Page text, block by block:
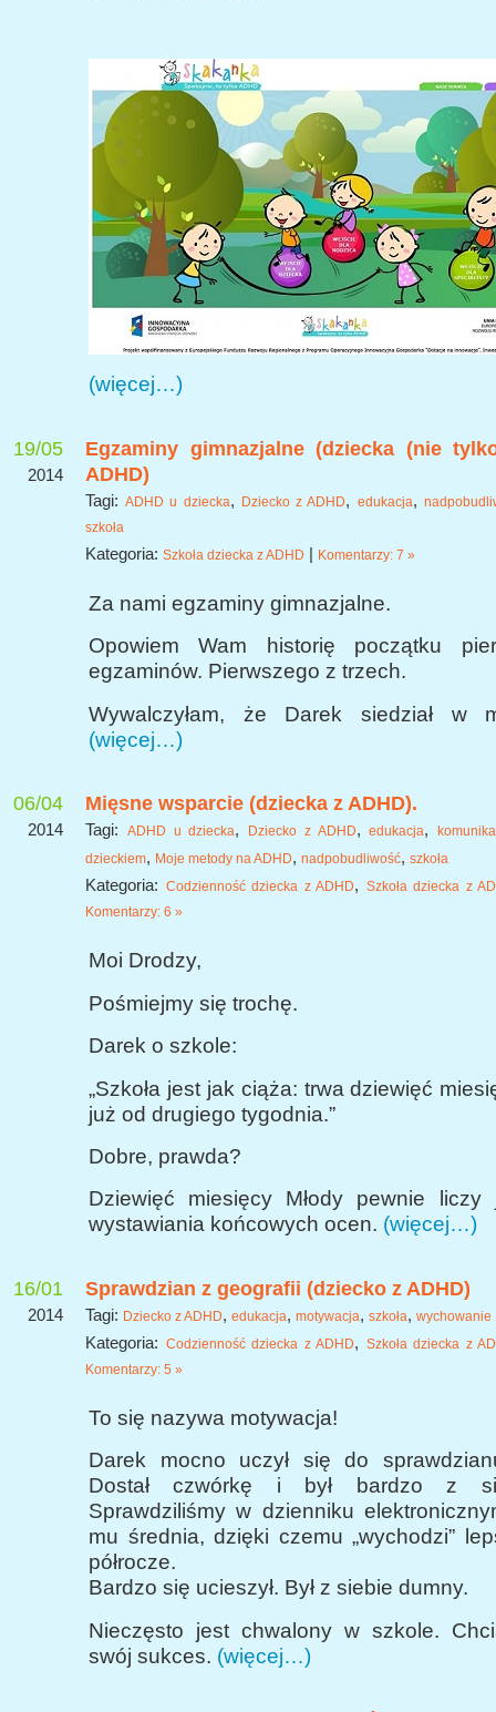
(więcej…)
19/05
2014
Egzaminy gimnazjalne (dziecka (nie
ADHD)
Tagi:ADHD u dziecka, Dziecko z ADHD, edukacja,
szkoła
Kategoria: Szkoła dziecka z ADHD | Komentarzy: 7 »
Za nami egzaminy gimnazjalne.
Opowiem Wam historię początku
egzaminów. Pierwszego z trzech.
Wywalczyłam, że Darek siedział w
(więcej…)
06/04
2014
Mięsne wsparcie (dziecka z ADHD).
Tagi: ADHD u dziecka, Dziecko z ADHD,edukacja,
dzieckiem, Moje metody na ADHD, nadpobudliwość, szkoła
Kategoria: Codzienność dziecka z ADHD, Szkoła dziecka z
Komentarzy: 6 »
Moi Drodzy,
Pośmiejmy się trochę.
Darek o szkole:
„Szkoła jest jak ciąża: trwa dziewięć
już od drugiego tygodnia.”
Dobre, prawda?
Dziewięć miesięcy Młody pewnie
wystawiania końcowych ocen. (więcej…)
16/01
2014
Sprawdzian z geografii (dziecko z ADHD)
Tagi: Dziecko z ADHD, edukacja, motywacja, szkoła, wychowanie
Kategoria: Codzienność dziecka z ADHD, Szkoła dziecka z
Komentarzy: 5 »
To się nazywa motywacja!
Darek mocno uczył się do
Dostał czwórkę i był bardzo z
Sprawdziliśmy w dzienniku
mu średnia, dzięki czemu „wychodzi”
półrocze.
Bardzo się ucieszył. Był z siebie dumny.
Nieczęsto jest chwalony w szkole.
swój sukces. (więcej…)